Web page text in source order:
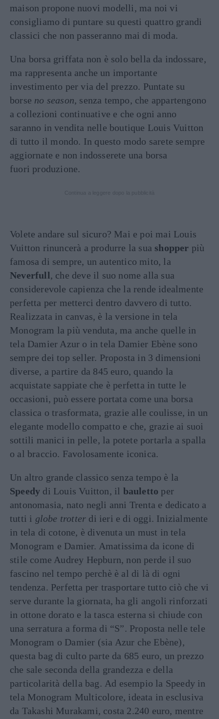
maison propone nuovi modelli, ma noi vi
consigliamo di puntare su questi quattro grandi
classici che non passeranno mai di moda.
Una borsa griffata non è solo bella da indossare,
ma rappresenta anche un importante
investimento per via del prezzo. Puntate su
borse no season, senza tempo, che appartengono
a collezioni continuative e che ogni anno
saranno in vendita nelle boutique Louis Vuitton
di tutto il mondo. In questo modo sarete sempre
aggiornate e non indosserete una borsa
fuori produzione.
Volete andare sul sicuro? Mai e poi mai Louis
Vuitton rinuncerà a produrre la sua shopper più
famosa di sempre, un autentico mito, la
Neverfull, che deve il suo nome alla sua
considerevole capienza che la rende idealmente
perfetta per metterci dentro davvero di tutto.
Realizzata in canvas, è la versione in tela
Monogram la più venduta, ma anche quelle in
tela Damier Azur o in tela Damier Ebène sono
sempre dei top seller. Proposta in 3 dimensioni
diverse, a partire da 845 euro, quando la
acquistate sappiate che è perfetta in tutte le
occasioni, può essere portata come una borsa
classica o trasformata, grazie alle coulisse, in un
elegante modello compatto e che, grazie ai suoi
sottili manici in pelle, la potete portarla a spalla
o al braccio. Favolosamente iconica.
Un altro grande classico senza tempo è la
Speedy di Louis Vuitton, il bauletto per
antonomasia, nato negli anni Trenta e dedicato a
tutti i globe trotter di ieri e di oggi. Inizialmente
in tela di cotone, è divenuta un must in tela
Monogram e Damier. Amatissima da icone di
stile come Audrey Hepburn, non perde il suo
fascino nel tempo perchè è al di là di ogni
tendenza. Perfetta per trasportare tutto ciò che vi
serve durante la giornata, ha gli angoli rinforzati
in ottone dorato e la tasca esterna si chiude con
una serratura a forma di “S”. Proposta nelle tele
Monogram o Damier (sia Azur che Ebène),
questa bag di culto parte da 685 euro, un prezzo
che sale seconda della grandezza e della
particolarità della bag. Ad esempio la Speedy in
tela Monogram Multicolore, ideata in esclusiva
da Takashi Murakami, costa 2.240 euro, mentre